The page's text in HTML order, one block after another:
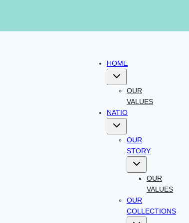
HOME
Toggle
menu OUR
VALUES
NATIO
Toggle
menu OUR
STORY
Toggle
OUR
VALUES
OUR
COLLECTIONS
Toggle